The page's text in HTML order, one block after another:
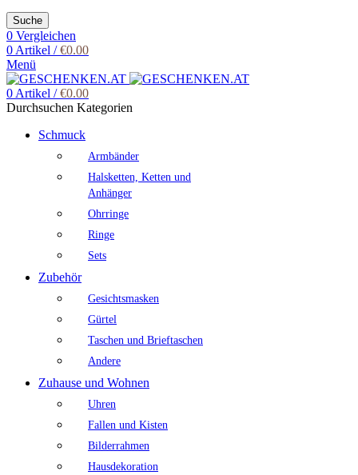
Suche
0 Vergleichen
0Artikel / €0.00
Menü
0Artikel / €0.00
Durchsuchen Kategorien
Schmuck
Armbänder
Halsketten, Ketten und
Anhänger
Ohrringe
Ringe
Sets
Zubehör
Gesichtsmasken
Gürtel
Taschen und Brieftaschen
Andere
Zuhause und Wohnen
Uhren
Fallen und Kisten
Bilderrahmen
Hausdekoration